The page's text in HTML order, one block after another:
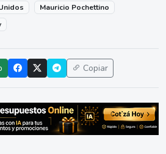
Mauricio Pochettino
Copiar